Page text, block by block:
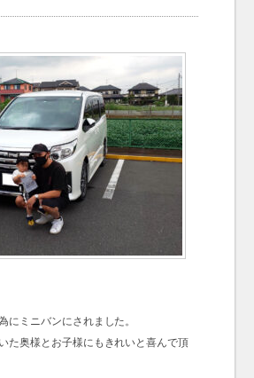
にミニバンにされました。
た奥様とお子様にもきれいと喜んで頂